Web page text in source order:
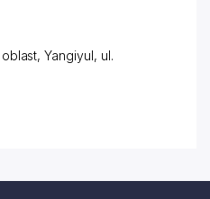
Yangiyul, ul.